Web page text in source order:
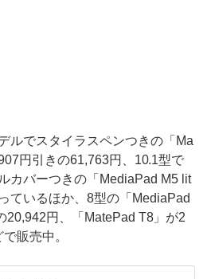
ルでスタイラスペンつきの「Ma
円引きの61,763円、10.1型で
カバーつきの「MediaPad M5 lit
ているほか、8型の「MediaPad
20,942円、「MatePad T8」が2
販売中。